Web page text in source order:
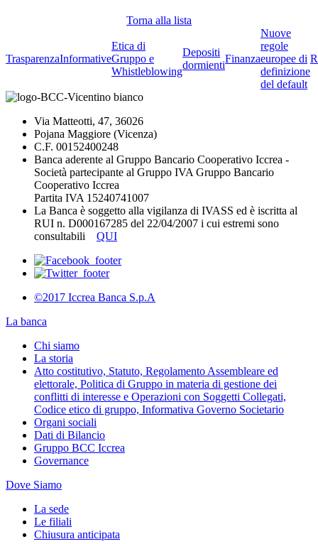
Torna alla lista
TrasparenzaInformative
Etica di
Gruppo e
Whistleblowing
Depositi
dormienti
Finanza
Nuove
regole
europee di
definizione
del default
Via Matteotti, 47, 36026
Pojana Maggiore (Vicenza)
C.F. 00152400248
Banca aderente al Gruppo Bancario Cooperativo Iccrea -
Società partecipante al Gruppo IVA Gruppo Bancario
Cooperativo Iccrea
Partita IVA 15240741007
La Banca è soggetto alla vigilanza di IVASS ed è iscritta al
RUI n. D000167285 del 22/04/2007 i cui estremi sono
consultabili QUI
©2017 Iccrea Banca S.p.A
La banca
Chi siamo
La storia
Atto costitutivo, Statuto, Regolamento Assembleare ed
elettorale, Politica di Gruppo in materia di gestione dei
conflitti di interesse e Operazioni con Soggetti Collegati,
Codice etico di gruppo, Informativa Governo Societario
Organi sociali
Dati di Bilancio
Gruppo BCC Iccrea
Governance
Dove Siamo
La sede
Le filiali
Chiusura anticipata